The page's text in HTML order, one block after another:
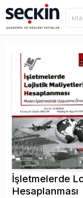
İşletmelerde
Hesaplanması